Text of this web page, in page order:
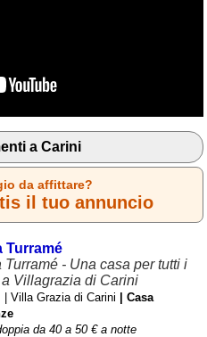
a Carini
da affittare?
il tuo annuncio
Turramé
Turramé - Una casa per tutti i
Villagrazia di Carini
| Villa Grazia di Carini | Casa
da 40 a 50 € a notte